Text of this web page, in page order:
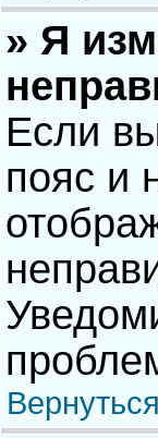
» Я
Если
пояс и